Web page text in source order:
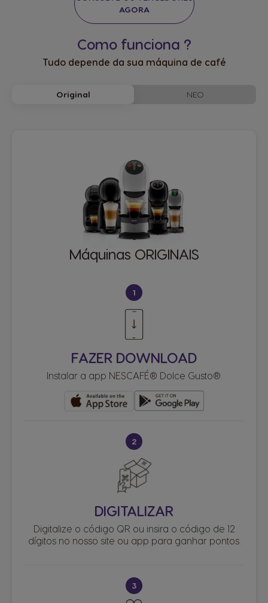
AGORA
Como funciona ?
Tudo depende da sua máquina de café
Original NEO
Máquinas ORIGINAIS
1
FAZER DOWNLOAD
Instalar a app NESCAFÉ® Dolce Gusto®.
2
DIGITALIZAR
Digitalize o código QR ou insira o código de 12
dígitos no nosso site ou app para ganhar pontos.
3